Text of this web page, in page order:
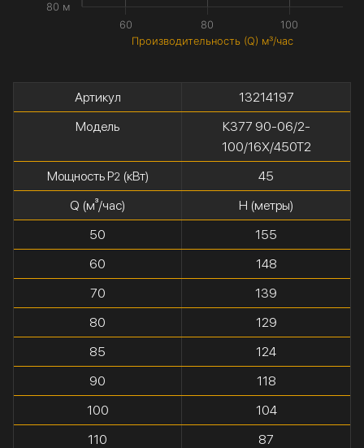
Производительность (Q) м³/час
60 80 100
80 м
Артикул
13214197
Модель
К377 90-06/2-
100/16Х/450Т2
Мощность P2(кВт)
45
Q (м³/час)
H (метры)
50
155
60
148
70
139
80
129
85
124
90
118
100
104
110
87